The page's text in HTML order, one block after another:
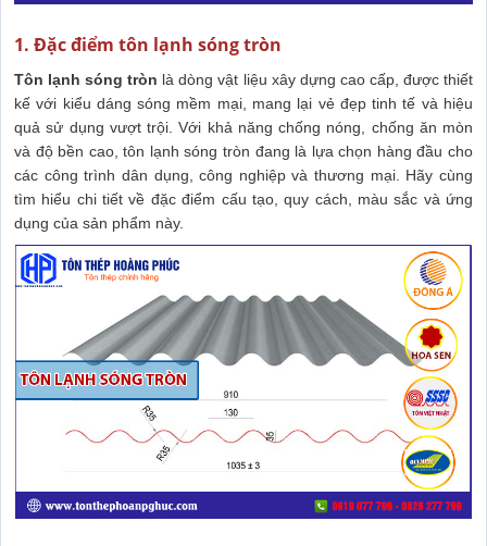
1. Đặc điểm tôn lạnh sóng tròn
Tôn lạnh sóng tròn là dòng vật liệu xây dựng cao cấp, được thiết
kế với kiểu dáng sóng mềm mại, mang lại vẻ đẹp tinh tế và hiệu
quả sử dụng vượt trội. Với khả năng chống nóng, chống ăn mòn
và độ bền cao, tôn lạnh sóng tròn đang là lựa chọn hàng đầu cho
các công trình dân dụng, công nghiệp và thương mại. Hãy cùng
tìm hiểu chi tiết về đặc điểm cấu tạo, quy cách, màu sắc và ứng
dụng của sản phẩm này.